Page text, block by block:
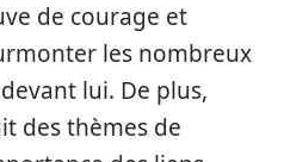
de courage et
les nombreux
lui. De plus,
des thèmes de